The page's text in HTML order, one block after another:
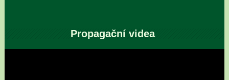
Propagační videa